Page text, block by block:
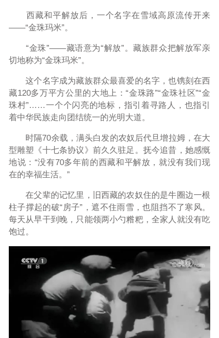
西藏和平解放后，一个名字在雪域高原流传开来
——“金珠玛米”。
“金珠”——藏语意为“解放”。藏族群众把解放军亲
切地称为“金珠玛米”。
这个名字成为藏族群众最喜爱的名字，也镌刻在西
藏120多万平方公里的大地上：“金珠路”“金珠社区”“金
珠村”……一个个闪亮的地标，指引着寻路人，也指引
着中华民族走向团结统一的光明大道。
时隔70余载，满头白发的农奴后代旦增拉姆，在大
型雕塑《十七条协议》前久久驻足。抚今追昔，她感慨
地说：“没有70多年前的西藏和平解放，就没有我们现
在的幸福生活。”
在父辈的记忆里，旧西藏的农奴住的是牛圈边一根
柱子撑起的破“房子”，遮不住雨雪，也阻挡不了寒风。
每天从早干到晚，只能领两小勺糌粑，全家人就没有吃
饱过。